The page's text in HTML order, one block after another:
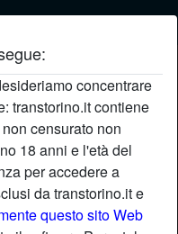
concentrare
transtorino.it contiene
censurato non
18 anni e l'età del
per accedere a
da transtorino.it e
questo sito Web